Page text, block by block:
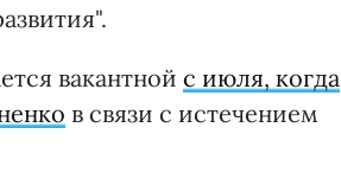
вакантной с июля, когда
в связи с истечением